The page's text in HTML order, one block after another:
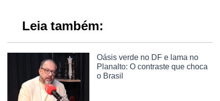
Leia também:
Oásis verde no DF e lama no
Planalto: O contraste que choca
o Brasil